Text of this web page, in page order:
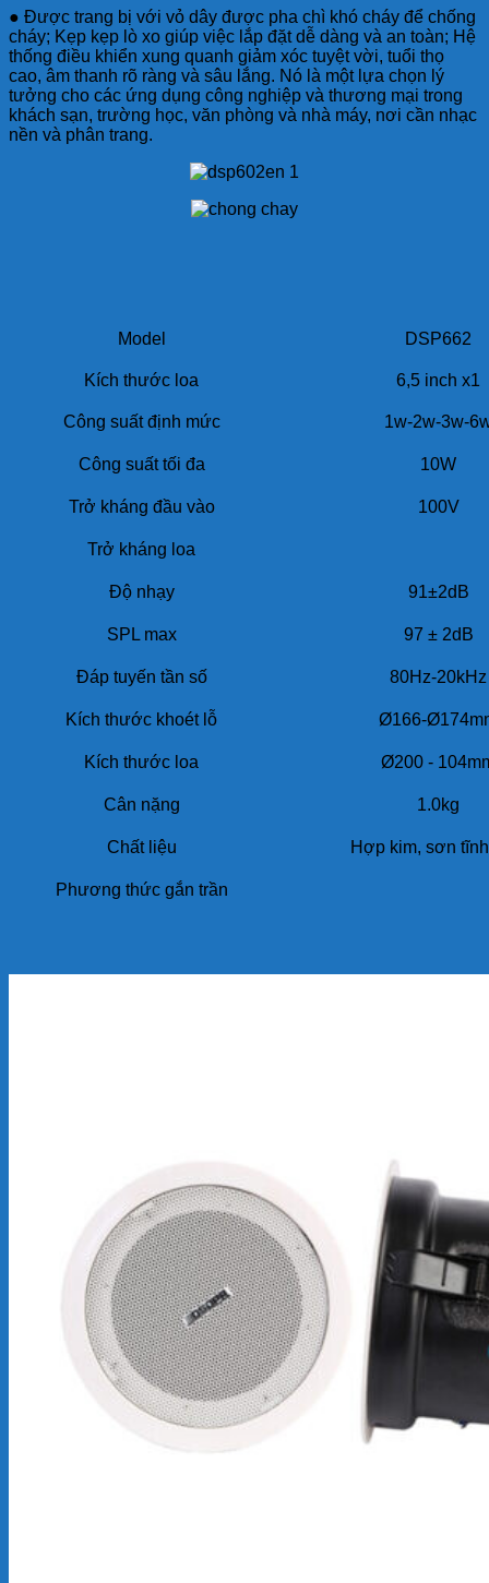
● Được trang bị với vỏ dây được pha chì khó cháy để chống
cháy; Kẹp kẹp lò xo giúp việc lắp đặt dễ dàng và an toàn; Hệ
thống điều khiển xung quanh giảm xóc tuyệt vời, tuổi thọ
cao, âm thanh rõ ràng và sâu lắng. Nó là một lựa chọn lý
tưởng cho các ứng dụng công nghiệp và thương mại trong
khách sạn, trường học, văn phòng và nhà máy, nơi cần nhạc
nền và phân trang.
Model DSP662
Kích thước loa 6,5 inch x1
Công suất định mức 1w-2w-3w-
Công suất tối đa 10W
Trở kháng đầu vào 100V
Trở kháng loa
Độ nhạy 91±2dB
SPL max 97 ± 2dB
Đáp tuyến tần số 80Hz-20kHz
Kích thước khoét lỗ Ø166-
Kích thước loa Ø200 -
Cân nặng 1.0kg
Chất liệu Hợp kim, sơn
Phương thức gắn trần